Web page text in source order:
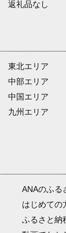
返礼品なし
東北エリア
中部エリア
中国エリア
九州エリア
ANAのふる
はじめての
ふるさと納